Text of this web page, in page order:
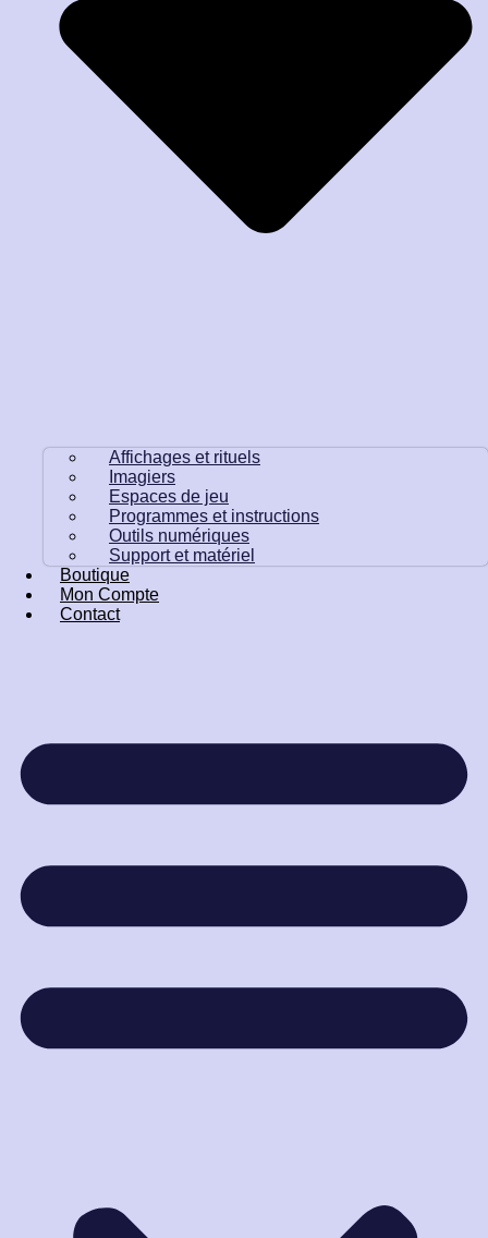
Affichages et rituels
Imagiers
Espaces de jeu
Programmes et instructions
Outils numériques
Support et matériel
Boutique
Mon Compte
Contact